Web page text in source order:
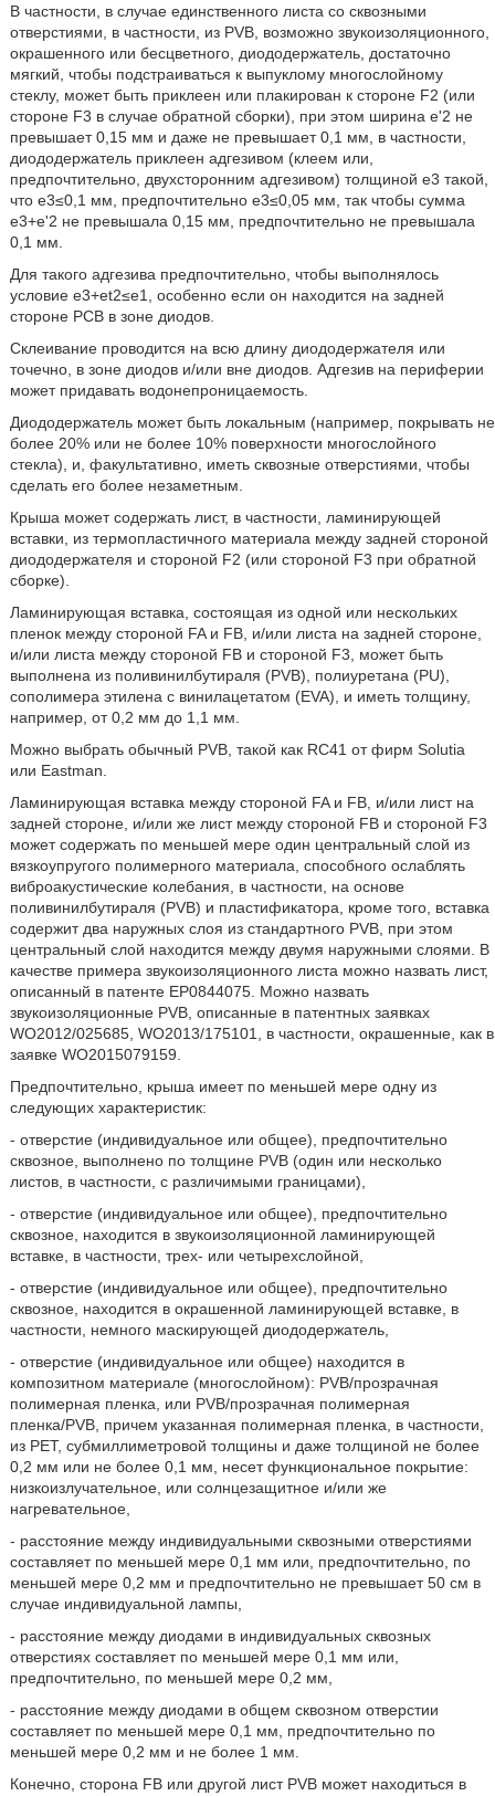
В частности, в случае единственного листа со сквозными
отверстиями, в частности, из PVB, возможно звукоизоляционного,
окрашенного или бесцветного, диододержатель, достаточно
мягкий, чтобы подстраиваться к выпуклому многослойному
стеклу, может быть приклеен или плакирован к стороне F2 (или
стороне F3 в случае обратной сборки), при этом ширина e'2 не
превышает 0,15 мм и даже не превышает 0,1 мм, в частности,
диододержатель приклеен адгезивом (клеем или,
предпочтительно, двухсторонним адгезивом) толщиной e3 такой,
что e3≤0,1 мм, предпочтительно e3≤0,05 мм, так чтобы сумма
e3+e'2 не превышала 0,15 мм, предпочтительно не превышала
0,1 мм.
Для такого адгезива предпочтительно, чтобы выполнялось
условие e3+et2≤e1, особенно если он находится на задней
стороне PCB в зоне диодов.
Склеивание проводится на всю длину диододержателя или
точечно, в зоне диодов и/или вне диодов. Адгезив на периферии
может придавать водонепроницаемость.
Диододержатель может быть локальным (например, покрывать не
более 20% или не более 10% поверхности многослойного
стекла), и, факультативно, иметь сквозные отверстиями, чтобы
сделать его более незаметным.
Крыша может содержать лист, в частности, ламинирующей
вставки, из термопластичного материала между задней стороной
диододержателя и стороной F2 (или стороной F3 при обратной
сборке).
Ламинирующая вставка, состоящая из одной или нескольких
пленок между стороной FA и FB, и/или листа на задней стороне,
и/или листа между стороной FB и стороной F3, может быть
выполнена из поливинилбутираля (PVB), полиуретана (PU),
сополимера этилена с винилацетатом (EVA), и иметь толщину,
например, от 0,2 мм до 1,1 мм.
Можно выбрать обычный PVB, такой как RC41 от фирм Solutia
или Eastman.
Ламинирующая вставка между стороной FA и FB, и/или лист на
задней стороне, и/или же лист между стороной FB и стороной F3
может содержать по меньшей мере один центральный слой из
вязкоупругого полимерного материала, способного ослаблять
виброакустические колебания, в частности, на основе
поливинилбутираля (PVB) и пластификатора, кроме того, вставка
содержит два наружных слоя из стандартного PVB, при этом
центральный слой находится между двумя наружными слоями. В
качестве примера звукоизоляционного листа можно назвать лист,
описанный в патенте EP0844075. Можно назвать
звукоизоляционные PVB, описанные в патентных заявках
WO2012/025685, WO2013/175101, в частности, окрашенные, как в
заявке WO2015079159.
Предпочтительно, крыша имеет по меньшей мере одну из
следующих характеристик:
- отверстие (индивидуальное или общее), предпочтительно
сквозное, выполнено по толщине PVB (один или несколько
листов, в частности, с различимыми границами),
- отверстие (индивидуальное или общее), предпочтительно
сквозное, находится в звукоизоляционной ламинирующей
вставке, в частности, трех- или четырехслойной,
- отверстие (индивидуальное или общее), предпочтительно
сквозное, находится в окрашенной ламинирующей вставке, в
частности, немного маскирующей диододержатель,
- отверстие (индивидуальное или общее) находится в
композитном материале (многослойном): PVB/прозрачная
полимерная пленка, или PVB/прозрачная полимерная
пленка/PVB, причем указанная полимерная пленка, в частности,
из PET, субмиллиметровой толщины и даже толщиной не более
0,2 мм или не более 0,1 мм, несет функциональное покрытие:
низкоизлучательное, или солнцезащитное и/или же
нагревательное,
- расстояние между индивидуальными сквозными отверстиями
составляет по меньшей мере 0,1 мм или, предпочтительно, по
меньшей мере 0,2 мм и предпочтительно не превышает 50 см в
случае индивидуальной лампы,
- расстояние между диодами в индивидуальных сквозных
отверстиях составляет по меньшей мере 0,1 мм или,
предпочтительно, по меньшей мере 0,2 мм,
- расстояние между диодами в общем сквозном отверстии
составляет по меньшей мере 0,1 мм, предпочтительно по
меньшей мере 0,2 мм и не более 1 мм.
Конечно, сторона FB или другой лист PVB может находиться в